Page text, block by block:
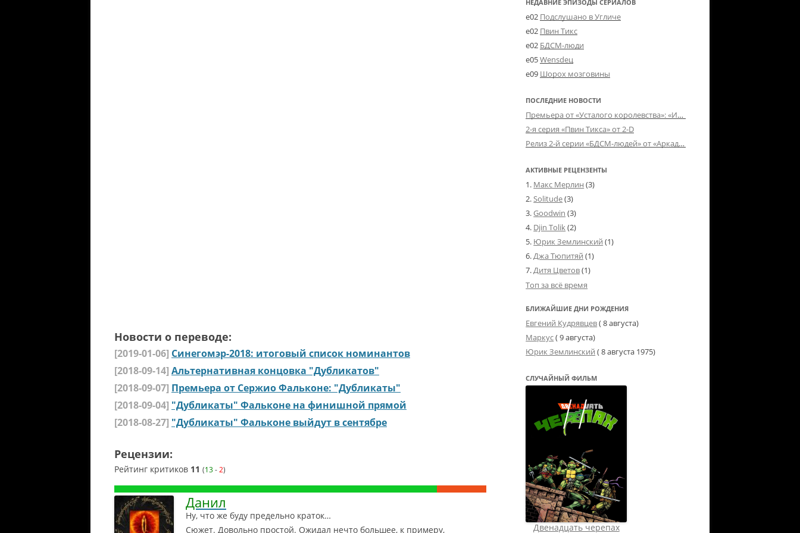
Новости о переводе:
[2019-01-06] Синегомэр-2018: итоговый список номинантов
[2018-09-14] Альтернативная концовка "Дубликатов"
[2018-09-07] Премьера от Сержио Фальконе: "Дубликаты"
[2018-09-04] "Дубликаты" Фальконе на финишной прямой
[2018-08-27] "Дубликаты" Фальконе выйдут в сентябре
Рецензии:
Рейтинг критиков 11 (13- 2)
Данил
Ну, что же буду предельно краток…
Сюжет. Довольно простой. Ожидал нечто большее, к примеру,
НЕДАВНИЕ ЭПИЗОДЫ СЕРИАЛОВ
e02 Подслушано в Угличе
e02 Пвин Тикс
e02 БДСМ-люди
e05Wensdeц
e09 Шорох мозговины
ПОСЛЕДНИЕ НОВОСТИ
Премьера от «Усталого королевства»: «Игорь начал»
2-я серия «Пвин Тикса» от 2-D
Релиз 2-й серии «БДСМ-людей» от «Аркада Фильм»
АКТИВНЫЕ РЕЦЕНЗЕНТЫ
Макс Мерлин (3)
Solitude(3)
Goodwin (3)
Djin Tolik(2)
Юрик Землинский (1)
Джа Тюпитяй (1)
Дитя Цветов(1)
Топ за всё время
БЛИЖАЙШИЕ ДНИ РОЖДЕНИЯ
Евгений Кудрявцев( 8 августа)
Маркус( 9 августа)
Юрик Землинский (8 августа 1975)
СЛУЧАЙНЫЙ ФИЛЬМ
Двенадцать черепах